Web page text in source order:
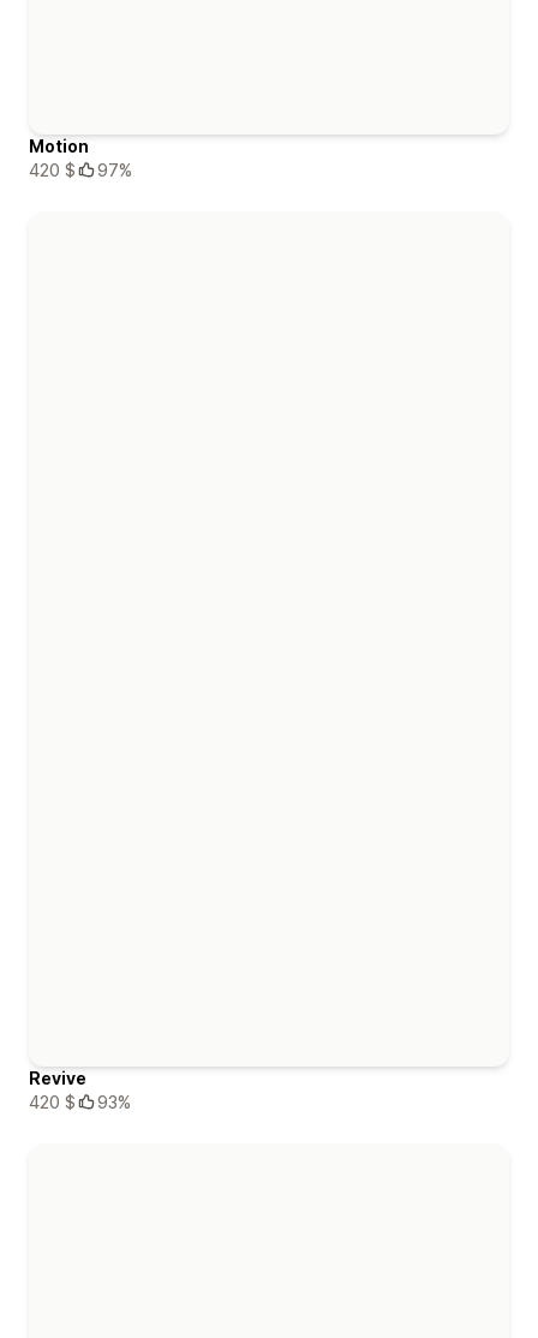
Motion
420 $
97%
Revive
420 $
93%